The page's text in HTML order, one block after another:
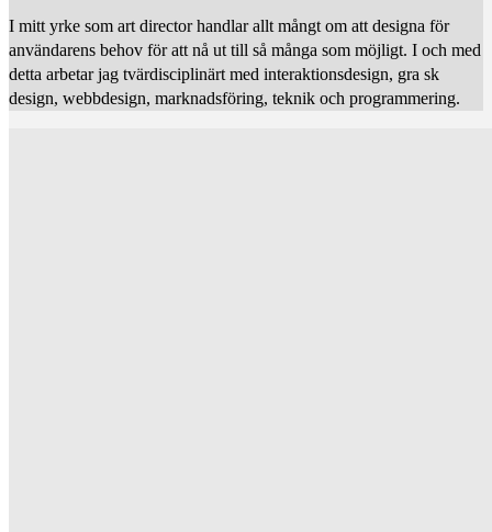
I mitt yrke som art director handlar allt mångt om att designa för
användarens behov för att nå ut till så många som möjligt. I och med
detta arbetar jag tvärdisciplinärt med interaktionsdesign, gra sk
design, webbdesign, marknadsföring, teknik och programmering.